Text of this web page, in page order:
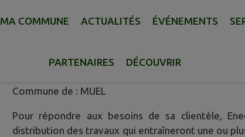
MA COMMUNE ACTUALITÉS ÉVÉNEMENTS
PARTENAIRES DÉCOUVRIR
Publié le lundi 01 décembre 2025 - Muël
Commune de : MUEL
Pour répondre aux besoins de sa clientèle,
distribution des travaux qui entraîneront une ou